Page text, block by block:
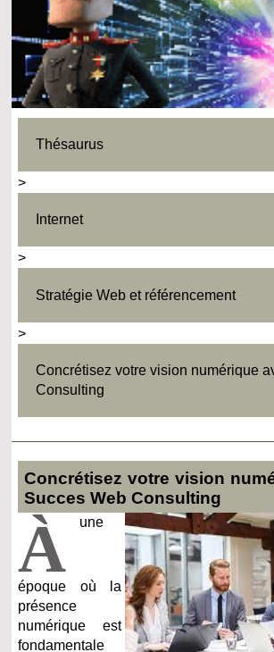
Thésaurus
>
Internet
>
Stratégie Web et référencement
>
Concrétisez votre vision numérique
Consulting
Concrétisez votre vision
Succes Web Consulting
À une
époque où la
présence
numérique est
fondamentale